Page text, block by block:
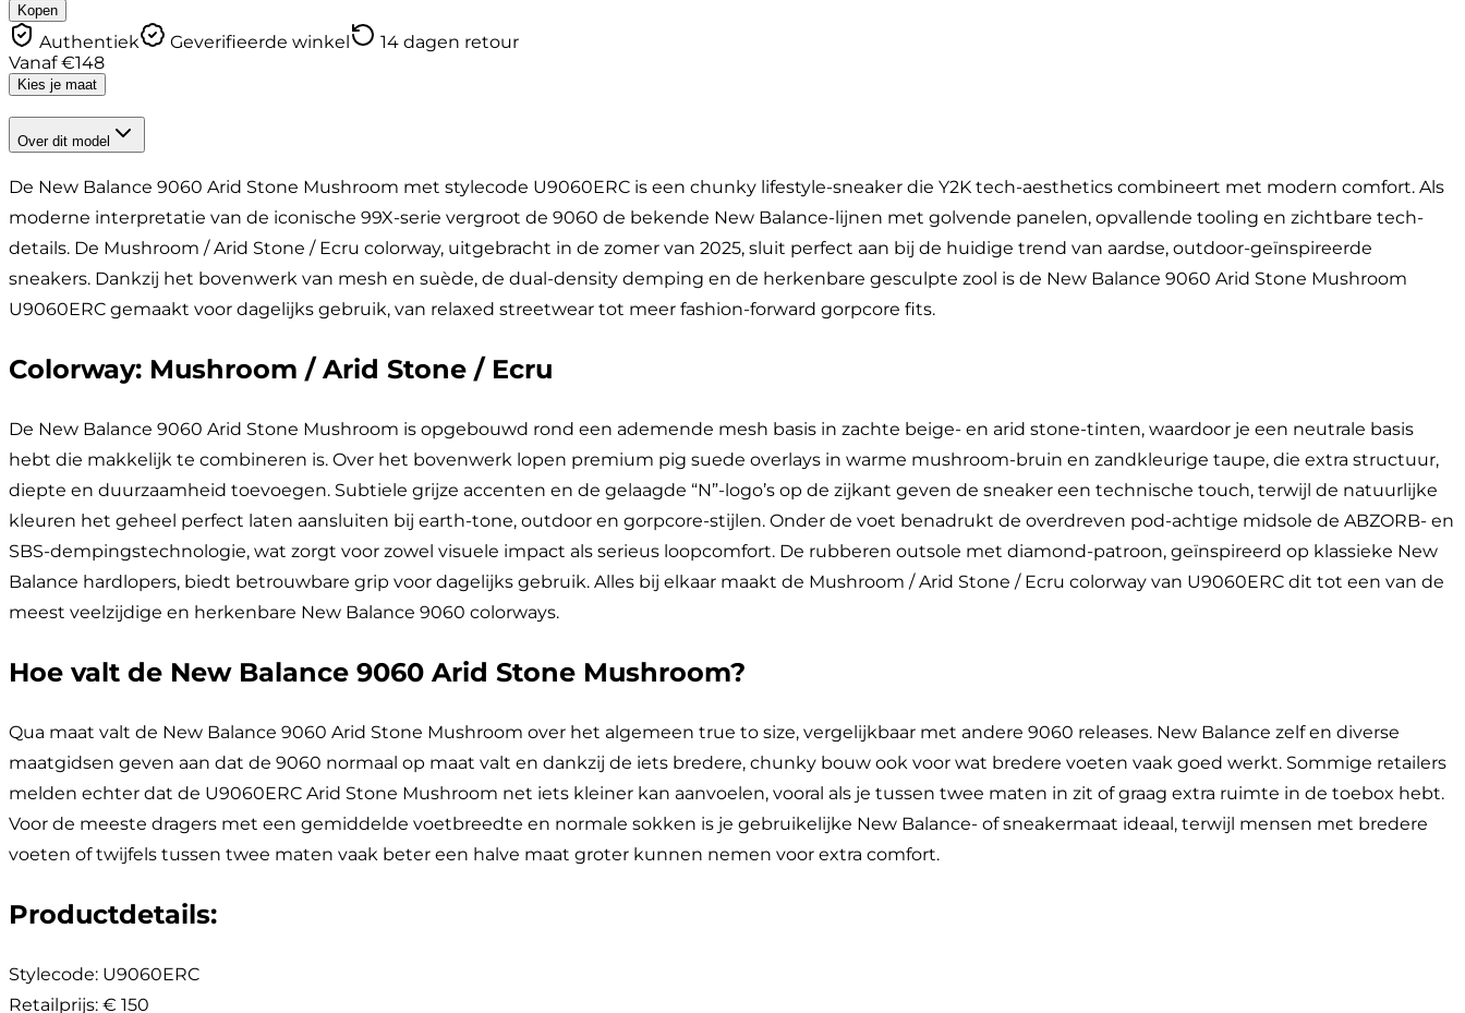
Kopen
Authentiek Geverifieerde winkel
14 dagen retour
Vanaf€148
Kies je maat
Over dit model
De New Balance 9060 Arid Stone Mushroom met stylecode U9060ERC is een chunky lifestyle-sneaker die Y2K tech-aesthetics combineert met modern comfort. Als
moderne interpretatie van de iconische 99X-serie vergroot de 9060 de bekende New Balance-lijnen met golvende panelen, opvallende tooling en zichtbare tech-
details. De Mushroom / Arid Stone / Ecru colorway, uitgebracht in de zomer van 2025, sluit perfect aan bij de huidige trend van aardse, outdoor-geïnspireerde
sneakers. Dankzij het bovenwerk van mesh en suède, de dual-density demping en de herkenbare gesculpte zool is de New Balance 9060 Arid Stone Mushroom
U9060ERC gemaakt voor dagelijks gebruik, van relaxed streetwear tot meer fashion-forward gorpcore fits.
Colorway: Mushroom / Arid Stone / Ecru
De New Balance 9060 Arid Stone Mushroom is opgebouwd rond een ademende mesh basis in zachte beige- en arid stone-tinten, waardoor je een neutrale basis
hebt die makkelijk te combineren is. Over het bovenwerk lopen premium pig suede overlays in warme mushroom-bruin en zandkleurige taupe, die extra structuur,
diepte en duurzaamheid toevoegen. Subtiele grijze accenten en de gelaagde “N”-logo’s op de zijkant geven de sneaker een technische touch, terwijl de natuurlijke
kleuren het geheel perfect laten aansluiten bij earth-tone, outdoor en gorpcore-stijlen. Onder de voet benadrukt de overdreven pod-achtige midsole de ABZORB- en
SBS-dempingstechnologie, wat zorgt voor zowel visuele impact als serieus loopcomfort. De rubberen outsole met diamond-patroon, geïnspireerd op klassieke New
Balance hardlopers, biedt betrouwbare grip voor dagelijks gebruik. Alles bij elkaar maakt de Mushroom / Arid Stone / Ecru colorway van U9060ERC dit tot een van de
meest veelzijdige en herkenbare New Balance 9060 colorways.
Hoe valt de New Balance 9060 Arid Stone Mushroom?
Qua maat valt de New Balance 9060 Arid Stone Mushroom over het algemeen true to size, vergelijkbaar met andere 9060 releases. New Balance zelf en diverse
maatgidsen geven aan dat de 9060 normaal op maat valt en dankzij de iets bredere, chunky bouw ook voor wat bredere voeten vaak goed werkt. Sommige retailers
melden echter dat de U9060ERC Arid Stone Mushroom net iets kleiner kan aanvoelen, vooral als je tussen twee maten in zit of graag extra ruimte in de toebox hebt.
Voor de meeste dragers met een gemiddelde voetbreedte en normale sokken is je gebruikelijke New Balance- of sneakermaat ideaal, terwijl mensen met bredere
voeten of twijfels tussen twee maten vaak beter een halve maat groter kunnen nemen voor extra comfort.
Productdetails:
Stylecode: U9060ERC
Retailprijs: € 150